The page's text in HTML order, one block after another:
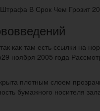
В Срок Чем Грозит
так как там есть
ноября 2005 года
плотным слоем
бумажного носителя